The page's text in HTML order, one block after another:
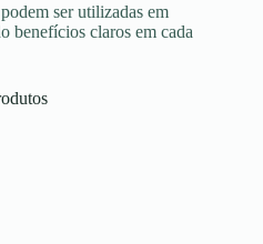
ser utilizadas em
benefícios claros em cada